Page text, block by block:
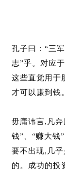
孔子曰：“三
志”乎。对应
这些直觉用于
才可以赚到钱。
毋庸讳言,凡
钱”、“赚大钱
要不出现,几
的。成功的投